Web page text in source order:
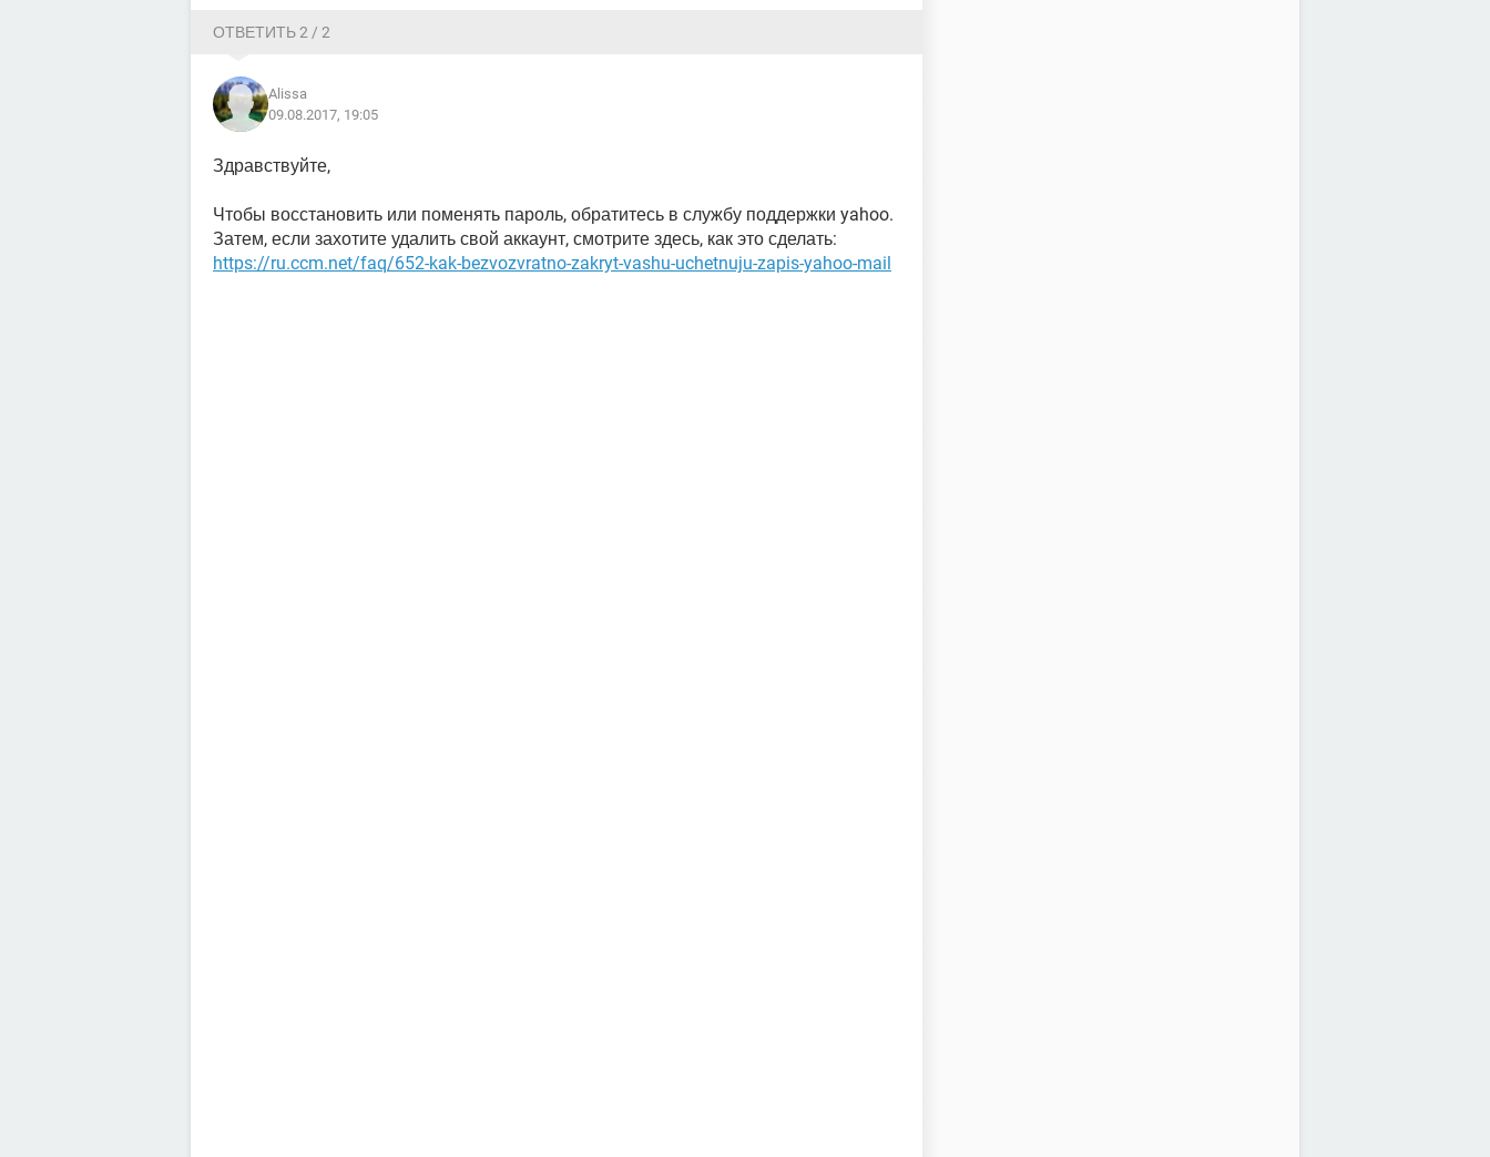
ОТВЕТИТЬ 2 / 2
Alissa
09.08.2017, 19:05
Здравствуйте,
Чтобы восстановить или поменять пароль, обратитесь в службу поддержки yahoo.
Затем, если захотите удалить свой аккаунт, смотрите здесь, как это сделать:
https://ru.ccm.net/faq/652-kak-bezvozvratno-zakryt-vashu-uchetnuju-zapis-yahoo-mail